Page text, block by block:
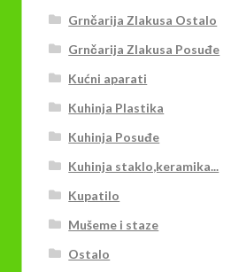
Grnčarija Zlakusa Ostalo
Grnčarija Zlakusa Posuđe
Kućni aparati
Kuhinja Plastika
Kuhinja Posuđe
Kuhinja staklo,keramika...
Kupatilo
Mušeme i staze
Ostalo